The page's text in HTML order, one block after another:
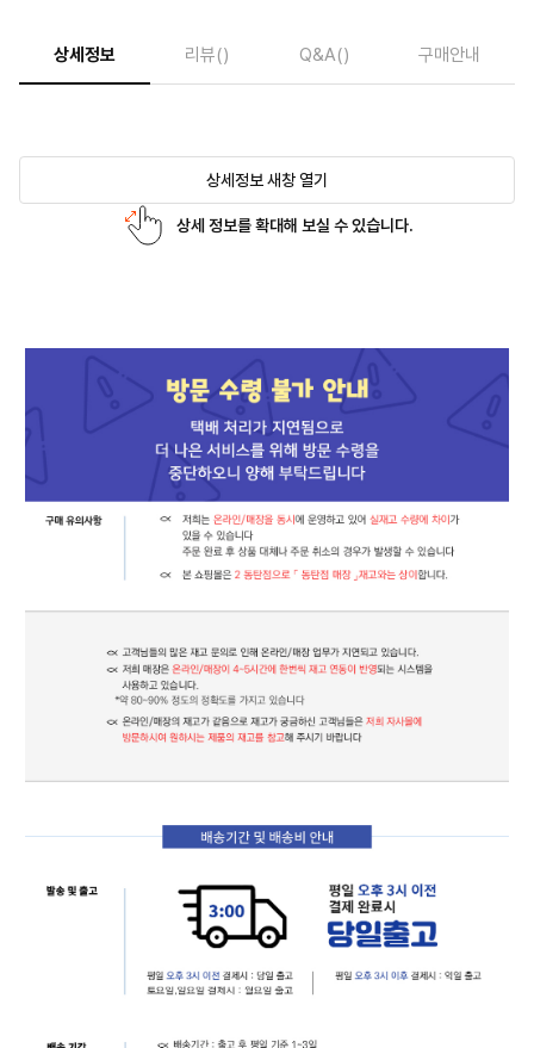
상세정보 리뷰() Q&A() 구매안내
상세정보 새창 열기
상세 정보를 확대해 보실 수 있습니다.